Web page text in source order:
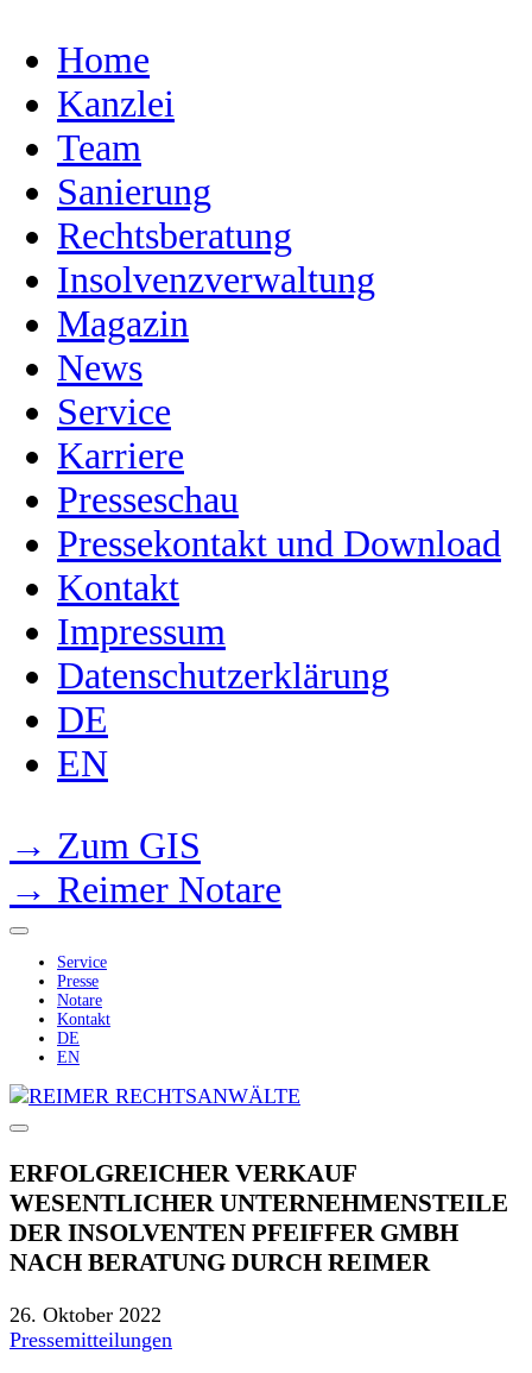
Home
Kanzlei
Team
Sanierung
Rechtsberatung
Insolvenzverwaltung
Magazin
News
Service
Karriere
Presseschau
Pressekontakt und Download
Kontakt
Impressum
Datenschutzerklärung
DE
EN
→ Zum GIS
→ Reimer Notare
Service
Presse
Notare
Kontakt
DE
EN
ERFOLGREICHER VERKAUF
WESENTLICHER UNTERNEHMENSTEILE
DER INSOLVENTEN PFEIFFER GMBH
NACH BERATUNG DURCH REIMER
26. Oktober 2022
Pressemitteilungen